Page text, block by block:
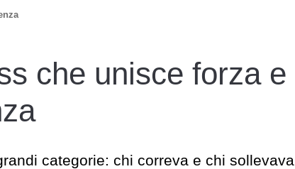
che unisce forza e
categorie: chi correva e chi sollevava